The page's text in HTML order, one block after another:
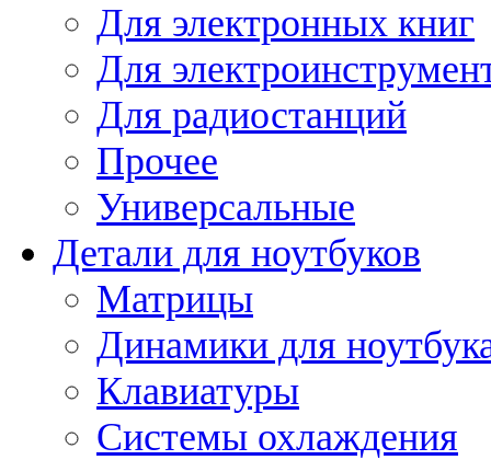
Для электронных книг
Для
Для радиостанций
Прочее
Универсальные
Детали для ноутбуков
Матрицы
Динамики для
Клавиатуры
Системы охлаждения